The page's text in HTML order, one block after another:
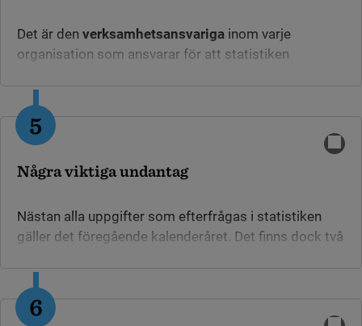
Det är den verksamhetsansvariga inom varje
organisation som ansvarar för att statistiken
som statistiken adresserats till.
Några viktiga undantag
5
Nästan alla uppgifter som efterfrågas i statistiken
gäller det föregående kalenderåret. Det finns dock två
Uppgift om bestånd gäller det som fanns 31
6